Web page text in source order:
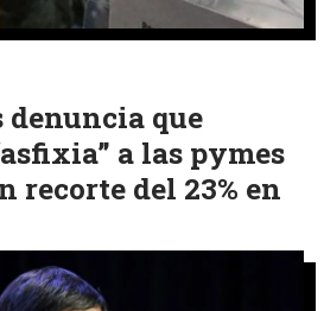
denuncia que
a las pymes
recorte del 23% en